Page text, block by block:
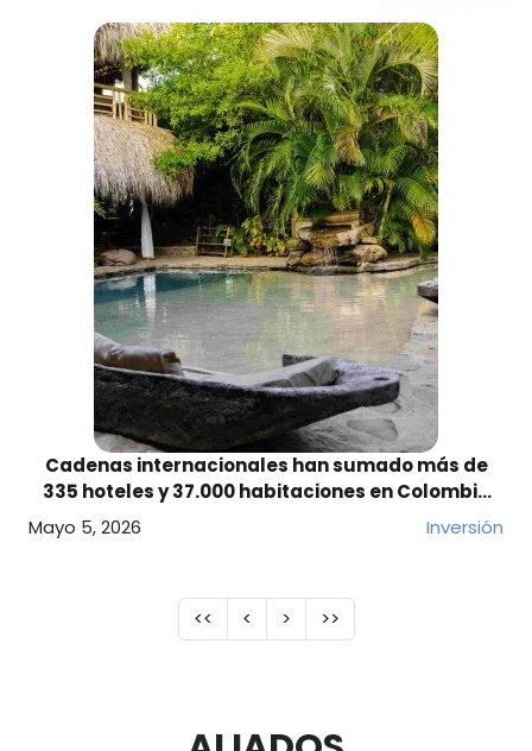
Cadenas internacionales han sumado más de
335 hoteles y 37.000 habitaciones en Colombia
Mayo 5, 2026 Inversión
Primera página
<< Página anterior
< Siguiente página
> Última página
>>